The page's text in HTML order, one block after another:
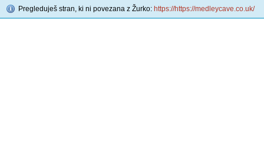
Pregleduješ stran, ki ni povezana z Žurko: https://https://medleycave.co.uk/